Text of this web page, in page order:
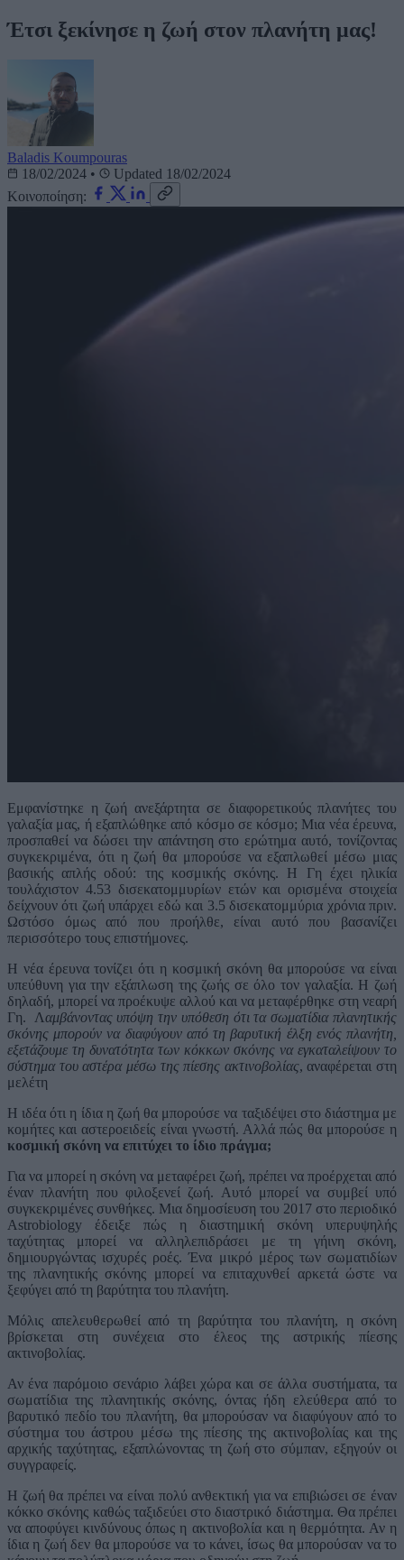
Έτσι ξεκίνησε η ζωή στον πλανήτη μας!
Baladis Koumpouras
18/02/2024 •
Updated 18/02/2024
Κοινοποίηση:
Εμφανίστηκε η ζωή ανεξάρτητα σε διαφορετικούς πλανήτες του
γαλαξία μας, ή εξαπλώθηκε από κόσμο σε κόσμο; Μια νέα έρευνα,
προσπαθεί να δώσει την απάντηση στο ερώτημα αυτό, τονίζοντας
συγκεκριμένα, ότι η ζωή θα μπορούσε να εξαπλωθεί μέσω μιας
βασικής απλής οδού: της κοσμικής σκόνης. Η Γη έχει ηλικία
τουλάχιστον 4.53 δισεκατομμυρίων ετών και ορισμένα στοιχεία
δείχνουν ότι ζωή υπάρχει εδώ και 3.5 δισεκατομμύρια χρόνια πριν.
Ωστόσο όμως από που προήλθε, είναι αυτό που βασανίζει
περισσότερο τους επιστήμονες.
Η νέα έρευνα τονίζει ότι η κοσμική σκόνη θα μπορούσε να είναι
υπεύθυνη για την εξάπλωση της ζωής σε όλο τον γαλαξία. Η ζωή
δηλαδή, μπορεί να προέκυψε αλλού και να μεταφέρθηκε στη νεαρή
Γη. Λαμβάνοντας υπόψη την υπόθεση ότι τα σωματίδια πλανητικής
σκόνης μπορούν να διαφύγουν από τη βαρυτική έλξη ενός πλανήτη,
εξετάζουμε τη δυνατότητα των κόκκων σκόνης να εγκαταλείψουν το
σύστημα του αστέρα μέσω της πίεσης ακτινοβολίας, αναφέρεται στη
μελέτη
Η ιδέα ότι η ίδια η ζωή θα μπορούσε να ταξιδέψει στο διάστημα με
κομήτες και αστεροειδείς είναι γνωστή. Αλλά πώς θα μπορούσε η
κοσμική σκόνη να επιτύχει το ίδιο πράγμα;
Για να μπορεί η σκόνη να μεταφέρει ζωή, πρέπει να προέρχεται από
έναν πλανήτη που φιλοξενεί ζωή. Αυτό μπορεί να συμβεί υπό
συγκεκριμένες συνθήκες. Μια δημοσίευση του 2017 στο περιοδικό
Astrobiology έδειξε πώς η διαστημική σκόνη υπερυψηλής
ταχύτητας μπορεί να αλληλεπιδράσει με τη γήινη σκόνη,
δημιουργώντας ισχυρές ροές. Ένα μικρό μέρος των σωματιδίων
της πλανητικής σκόνης μπορεί να επιταχυνθεί αρκετά ώστε να
ξεφύγει από τη βαρύτητα του πλανήτη.
Μόλις απελευθερωθεί από τη βαρύτητα του πλανήτη, η σκόνη
βρίσκεται στη συνέχεια στο έλεος της αστρικής πίεσης
ακτινοβολίας.
Αν ένα παρόμοιο σενάριο λάβει χώρα και σε άλλα συστήματα, τα
σωματίδια της πλανητικής σκόνης, όντας ήδη ελεύθερα από το
βαρυτικό πεδίο του πλανήτη, θα μπορούσαν να διαφύγουν από το
σύστημα του άστρου μέσω της πίεσης της ακτινοβολίας και της
αρχικής ταχύτητας, εξαπλώνοντας τη ζωή στο σύμπαν, εξηγούν οι
συγγραφείς.
Η ζωή θα πρέπει να είναι πολύ ανθεκτική για να επιβιώσει σε έναν
κόκκο σκόνης καθώς ταξιδεύει στο διαστρικό διάστημα. Θα πρέπει
να αποφύγει κινδύνους όπως η ακτινοβολία και η θερμότητα. Αν η
ίδια η ζωή δεν θα μπορούσε να το κάνει, ίσως θα μπορούσαν να το